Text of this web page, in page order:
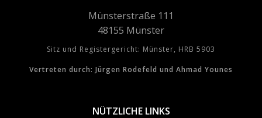
Münsterstraße 111
48155 Münster
Sitz und Registergericht: Münster, HRB 5903
Vertreten durch: Jürgen Rodefeld und Ahmad Younes
NÜTZLICHE LINKS